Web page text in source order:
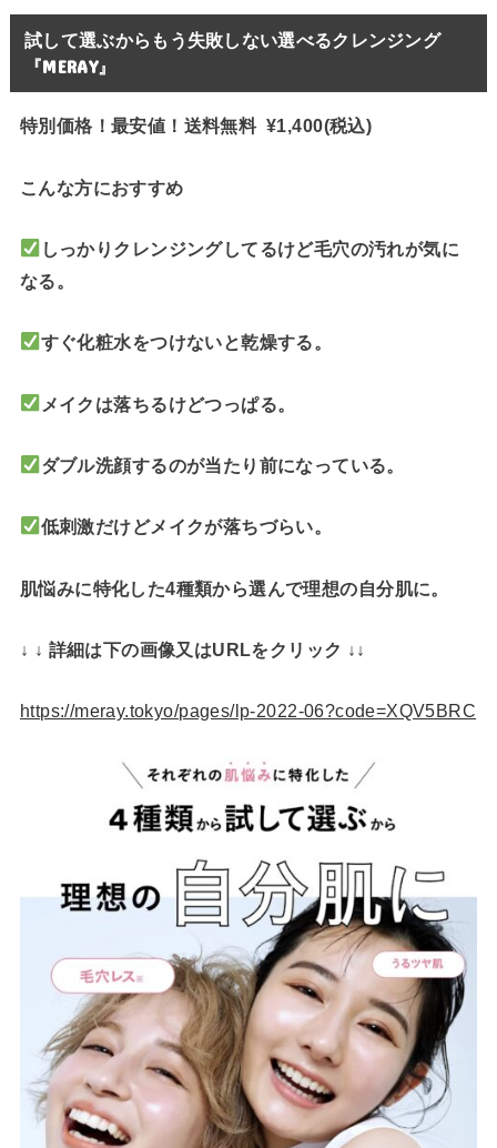
試して選ぶからもう失敗しない選べるクレンジング
『MERAY』
特別価格！最安値！送料無料 ¥1,400(税込)
こんな方におすすめ
しっかりクレンジングしてるけど毛穴の汚れが気に
なる。
すぐ化粧水をつけないと乾燥する。
メイクは落ちるけどつっぱる。
ダブル洗顔するのが当たり前になっている。
低刺激だけどメイクが落ちづらい。
肌悩みに特化した4種類から選んで理想の自分肌に。
↓ ↓ 詳細は下の画像又はURLをクリック ↓↓
https://meray.tokyo/pages/lp-2022-06?code=XQV5BRC